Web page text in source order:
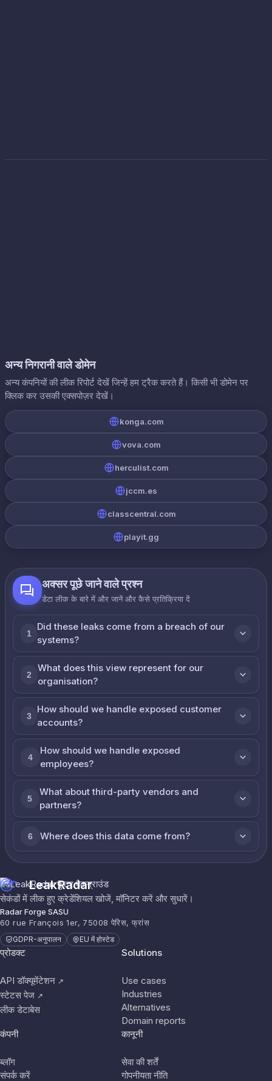
अन्य निगरानी वाले डोमेन
अन्य कंपनियों की लीक रिपोर्ट देखें जिन्हें हम ट्रैक करते हैं। किसी भी डोमेन पर
क्लिक कर उसकी एक्सपोज़र देखें।
konga.com
vova.com
herculist.com
jccm.es
classcentral.com
playit.gg
अक्सर पूछे जाने वाले प्रश्न
डेटा लीक के बारे में और जानें और कैसे प्रतिक्रिया दें
1
Did these leaks come from a breach of our
systems?
2
What does this view represent for our
organisation?
3
How should we handle exposed customer
accounts?
4
How should we handle exposed
employees?
5
What about third-party vendors and
partners?
6 Where does this data come from?
LeakRadar
सेकंडों में लीक हुए क्रेडेंशियल खोजें, मॉनिटर करें और सुधारें।
Radar Forge SASU
60 rue François 1er, 75008 पेरिस, फ्रांस
GDPR-अनुपालन EU में होस्टेड
प्रोडक्ट
API डॉक्यूमेंटेशन ↗
स्टेटस पेज ↗
लीक डेटाबेस
Solutions
Use cases
Industries
Alternatives
Domain reports
कंपनी
ब्लॉग
संपर्क करें
कानूनी
सेवा की शर्तें
गोपनीयता नीति